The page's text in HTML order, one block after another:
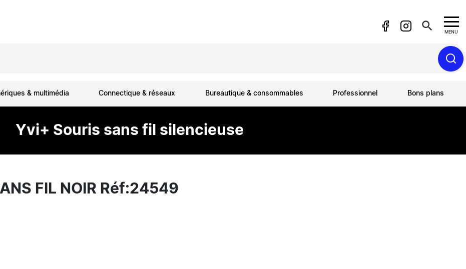
search MENU
& multimédia Connectique & réseaux Bureautique & consommables Professionnel Bons plans
Yvi+ Souris sans fil silencieuse
FIL NOIR Réf:24549